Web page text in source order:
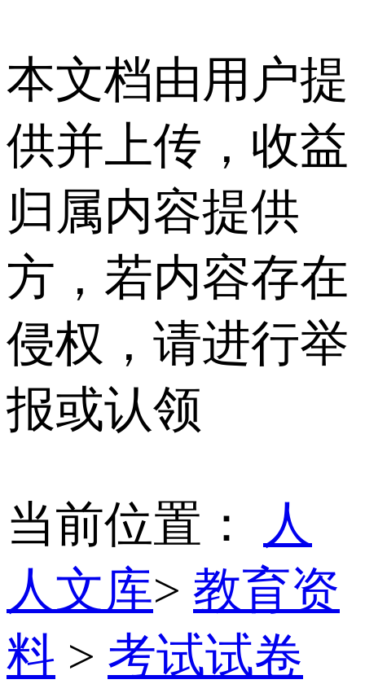
本文档由用户提
供并上传，收益
归属内容提供
方，若内容存在
侵权，请进行举
报或认领
当前位置：
人
人文库> 教育资
料 > 考试试卷